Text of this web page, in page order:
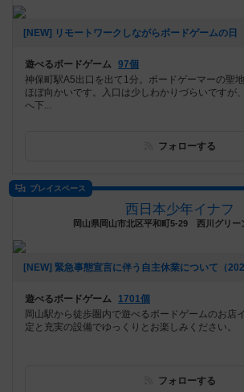
遊べるボードゲーム 97個
神保町駅A5出口を出て1分。ボードゲーマーの聖
ほぼ向かいです。入口は少しわかりづらいですが
へ下...
フォローする
プレイスペース
西日本少年イナフ
岡山県岡山市北区平和町5-29 西川グリー
遊べるボードゲーム
1701個
岡山駅から徒歩圏内で遊べるボードゲームのお店
定と充実の設備でゆっくりとお楽しみください。
フォローする